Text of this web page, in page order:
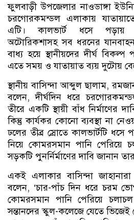
ফুলবাড়ী উপজেলার নাওডাঙ্গা
চরগোরকমন্ডল এলাকায়
এটি। কালভার্ট ধসে পড়ায়
অটোরিকশাসহ সব ধরনের
বাধ্য হয়ে স্থানীয়দের দীর্ঘ
এতে সময় ও যাতায়াত ব্যয় দুটোয়
স্থানীয় বাসিন্দা আব্দুল ছালাম,
বলেন, দীর্ঘদিন ধরে
তীরে একটি স্থায়ী বাঁধ নির্মাণের
কিন্তু কার্যকর কোনো ব্যবস্থা না
ঢলের তীব্র স্রোতে কালভার্টটি
নিয়ে কোমরসমান পানি পেরিয়ে
সড়কটি পুনর্নির্মাণের দাবি জানান
একই এলাকার বাসিন্দা
বলেন, ‘চার-পাঁচ দিন ধরে চরম
কোমরসমান পানি পেরিয়ে
সন্তানদের স্কুল-কলেজে যেতে ভিজেই